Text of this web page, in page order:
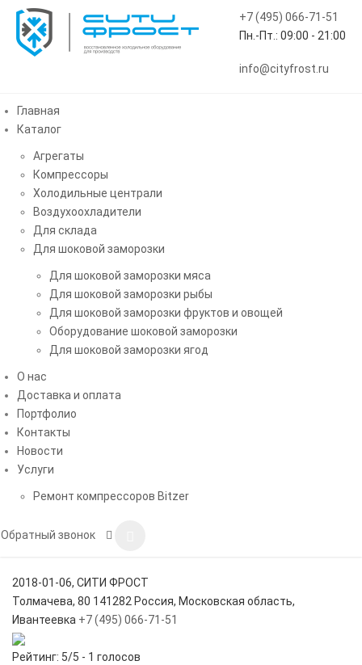
+7 (495) 066-71-51
Пн.-Пт.: 09:00 - 21:00
info@cityfrost.ru
Главная
Каталог
Агрегаты
Компрессоры
Холодильные централи
Воздухоохладители
Для склада
Для шоковой заморозки
Для шоковой заморозки мяса
Для шоковой заморозки рыбы
Для шоковой заморозки фруктов и овощей
Оборудование шоковой заморозки
Для шоковой заморозки ягод
О нас
Доставка и оплата
Портфолио
Контакты
Новости
Услуги
Ремонт компрессоров Bitzer
Обратный звонок
Главная Новости Обновление сайта
Обновление сайта
В новом году мы обновили наш сайт по продаже
холодильного оборудования! Увеличили количество
подходящее им оборудование
Можете ознакомиться с основными направлениями
деятельности нашей компании:
Холодильные централи
2018-01-06, СИТИ ФРОСТ
Толмачева, 80 141282 Россия, Московская область,
Ивантеевка +7 (495) 066-71-51
Рейтинг: 5/5 - 1 голосов